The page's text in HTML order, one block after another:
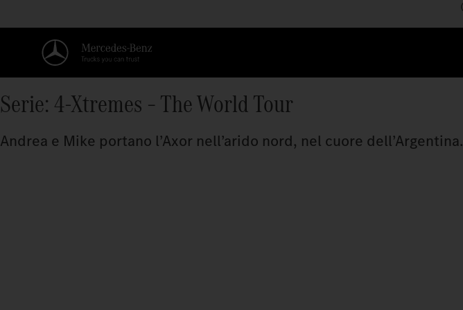
Serie: 4-Xtremes – The World Tour
Andrea e Mike portano l’Axor nell’arido nord, nel cuore dell’Argentina.